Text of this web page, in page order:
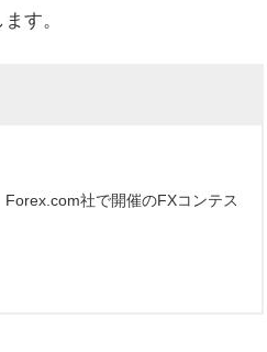
す。
社で開催のFXコンテス